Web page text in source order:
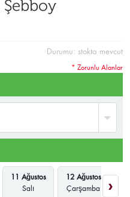
Durumu: stokta mevcut
11 Ağustos
Salı
12 Ağustos
Çarşamba
›
* Zorunlu Alanlar